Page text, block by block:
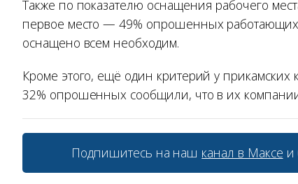
Также по показателю оснащения рабочего
первое место — 49% опрошенных работающих
оснащено всем необходим.
Кроме этого, ещё один критерий у
32% опрошенных сообщили, что в их компании
Подпишитесь на наш канал в Максе и